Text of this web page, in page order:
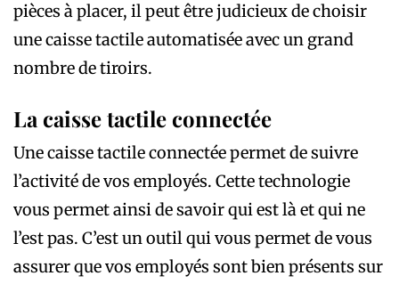
pièces à placer, il peut être judicieux de choisir
une caisse tactile automatisée avec un grand
nombre de tiroirs.
La caisse tactile connectée
Une caisse tactile connectée permet de suivre
l’activité de vos employés. Cette technologie
vous permet ainsi de savoir qui est là et qui ne
l’est pas. C’est un outil qui vous permet de vous
assurer que vos employés sont bien présents sur